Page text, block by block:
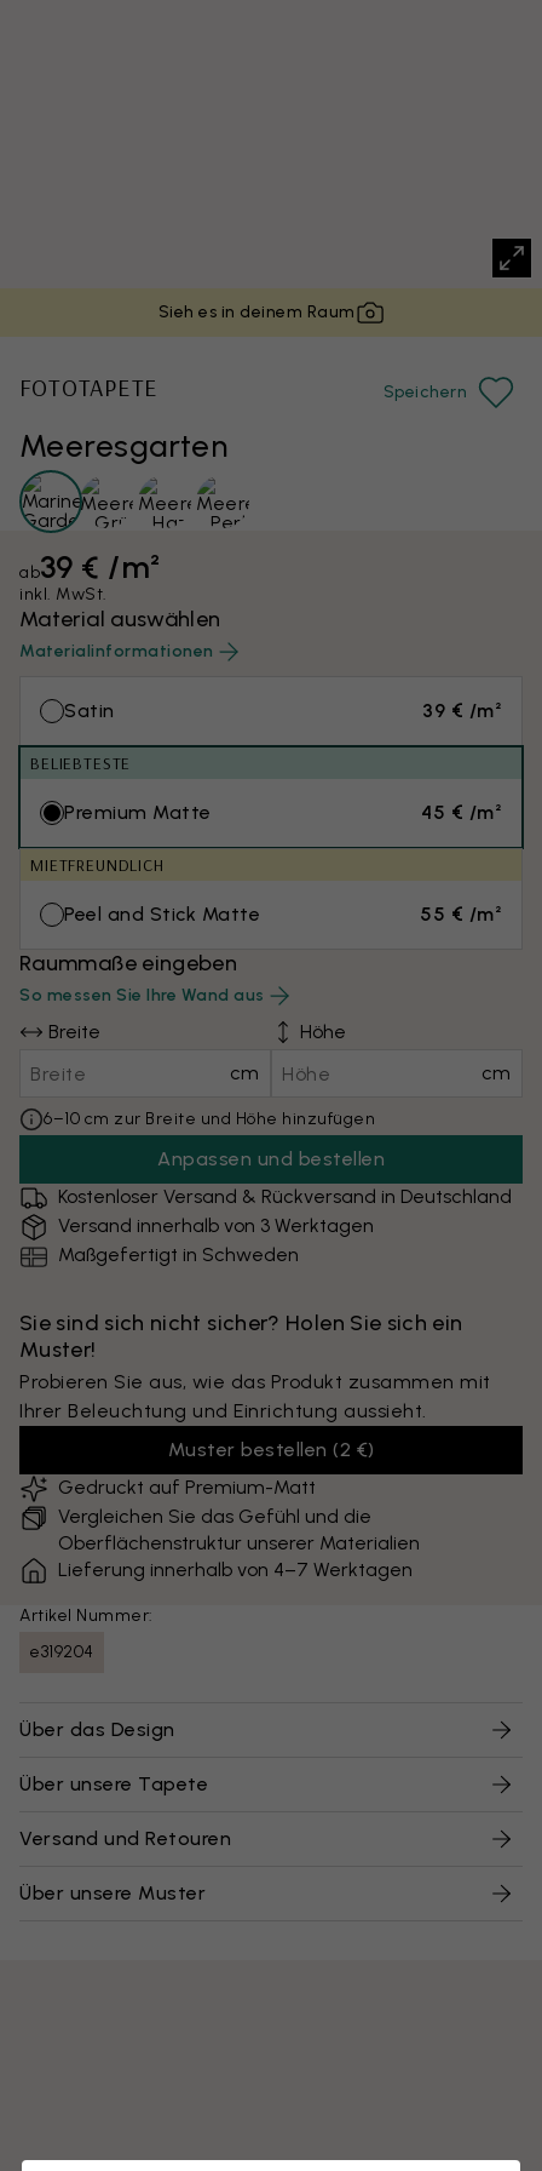
Sieh es in deinem Raum
Meeresgarten
FOTOTAPETE Speichern
ab39 € /m²
inkl. MwSt.
Material auswählen
Materialinformationen
Satin 39 € /m²
BELIEBTESTE
Premium Matte 45 € /m²
MIETFREUNDLICH
Peel and Stick Matte 55 € /m²
Raummaße eingeben
So messen Sie Ihre Wand aus
Breite
cm
Höhe
cm
6–10 cm zur Breite und Höhe hinzufügen
Anpassen und bestellen
Kostenloser Versand & Rückversand in Deutschland
Versand innerhalb von 3 Werktagen
Maßgefertigt in Schweden
Sie sind sich nicht sicher? Holen Sie sich ein
Muster!
Probieren Sie aus, wie das Produkt zusammen mit
Ihrer Beleuchtung und Einrichtung aussieht.
Muster bestellen (2 €)
Gedruckt auf Premium-Matt
Vergleichen Sie das Gefühl und die
Oberflächenstruktur unserer Materialien
Lieferung innerhalb von 4–7 Werktagen
Artikel Nummer:
e319204
Über das Design
Über unsere Tapete
Versand und Retouren
Über unsere Muster